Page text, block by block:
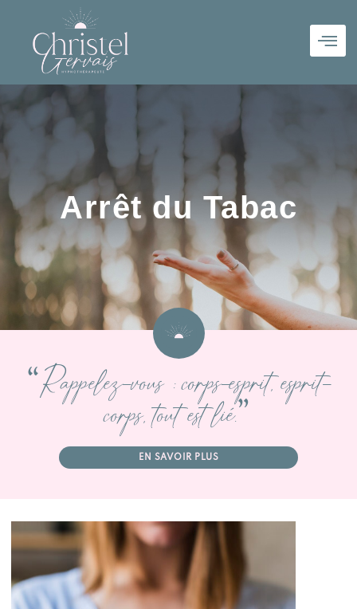
Arrêt du Tabac
“Rappelez-vous : corps-esprit, esprit-
corps, tout est lié.”
EN SAVOIR PLUS